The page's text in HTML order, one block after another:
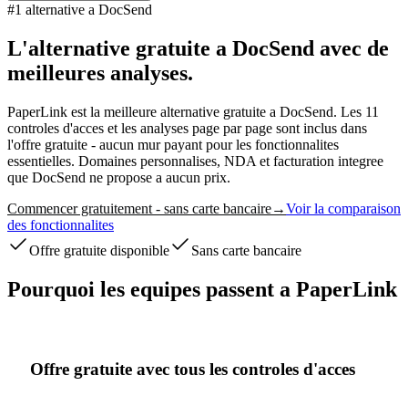
#1 alternative a DocSend
L'alternative gratuite a DocSend avec de
meilleures analyses.
PaperLink est la meilleure alternative gratuite a DocSend. Les 11
controles d'acces et les analyses page par page sont inclus dans
l'offre gratuite - aucun mur payant pour les fonctionnalites
essentielles. Domaines personnalises, NDA et facturation integree
que DocSend ne propose a aucun prix.
Commencer gratuitement - sans carte bancaire→Voir la comparaison
des fonctionnalites
Offre gratuite disponible
Sans carte bancaire
Pourquoi les equipes passent a PaperLink
Offre gratuite avec tous les controles d'acces